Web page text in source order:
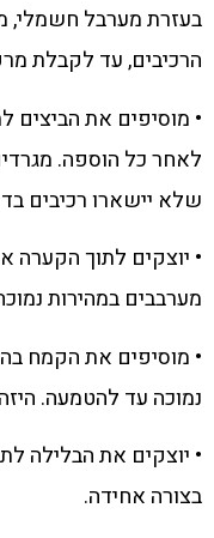
בעזרת מערבל חשמלי,
הרכיבים, עד לקבלת מרקם
• מוסיפים את הביצים
לאחר כל הוספה.
שלא יישארו רכיבים
• יוצקים לתוך הקערה
מערבבים במהירות
• מוסיפים את הקמח
נמוכה עד להטמעה.
• יוצקים את הבלילה
בצורה אחידה.